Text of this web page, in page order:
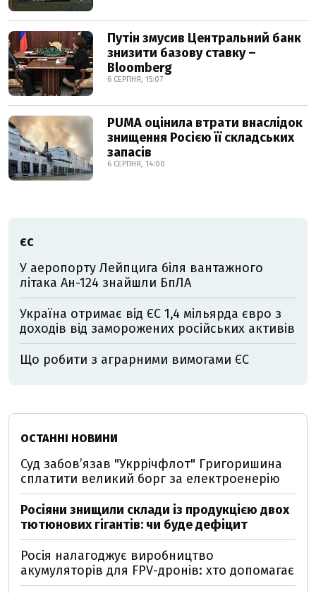
Путін змусив Центральний банк
знизити базову ставку –
Bloomberg
6 СЕРПНЯ, 15:07
PUMA оцінила втрати внаслідок
знищення Росією її складських
запасів
6 СЕРПНЯ, 14:00
ЄС
У аеропорту Лейпцига біля вантажного
літака Ан-124 знайшли БпЛА
Україна отримає від ЄС 1,4 мільярда євро з
доходів від заморожених російських активів
Що робити з аграрними вимогами ЄС
ОСТАННІ НОВИНИ
Суд забов’язав "Укррічфлот" Григоришина
сплатити великий борг за електроенерію
Росіяни знищили склади із продукцією двох
тютюнових гігантів: чи буде дефіцит
Росія налагоджує виробництво
акумуляторів для FPV-дронів: хто допомагає